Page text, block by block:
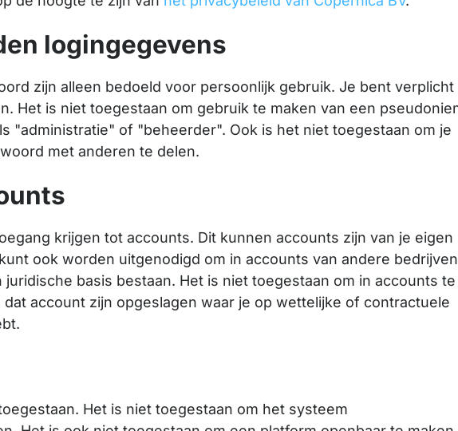
logingegevens
zijn alleen bedoeld voor persoonlijk gebruik. Je bent verplicht
Het is niet toegestaan om gebruik te maken van een
"administratie" of "beheerder". Ook is het niet toegestaan om je
met anderen te delen.
krijgen tot accounts. Dit kunnen accounts zijn van je eigen
ook worden uitgenodigd om in accounts van andere bedrijven
basis bestaan. Het is niet toegestaan om in accounts te
account zijn opgeslagen waar je op wettelijke of contractuele
Het is niet toegestaan om het systeem